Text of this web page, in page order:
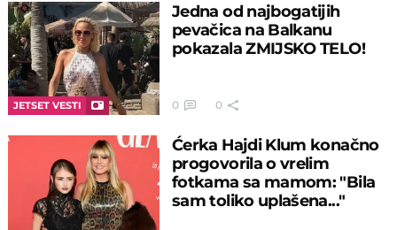
JETSET VESTI
Jedna od najbogatijih
pevačica na Balkanu
pokazala ZMIJSKO TELO!
0 0
Ćerka Hajdi Klum konačno
progovorila o vrelim
fotkama sa mamom: "Bila
sam toliko uplašena..."